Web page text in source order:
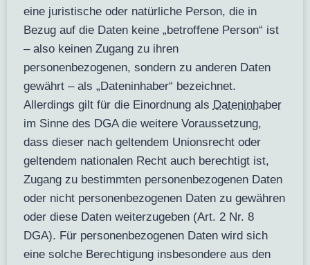
eine juristische oder natürliche Person, die in
Bezug auf die Daten keine „betroffene Person“ ist
– also keinen Zugang zu ihren
personenbezogenen, sondern zu anderen Daten
gewährt – als „Dateninhaber“ bezeichnet.
Allerdings gilt für die Einordnung als Dateninhaber
im Sinne des DGA die weitere Voraussetzung,
dass dieser nach geltendem Unionsrecht oder
geltendem nationalen Recht auch berechtigt ist,
Zugang zu bestimmten personenbezogenen Daten
oder nicht personenbezogenen Daten zu gewähren
oder diese Daten weiterzugeben (Art. 2 Nr. 8
DGA). Für personenbezogenen Daten wird sich
eine solche Berechtigung insbesondere aus den